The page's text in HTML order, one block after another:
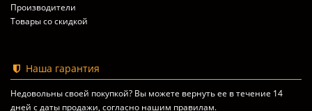
Производители
Товары со скидкой
Наша гарантия
Недовольны своей покупкой? Вы можете вернуть ее в течение 14
дней с даты продажи, согласно нашим правилам.